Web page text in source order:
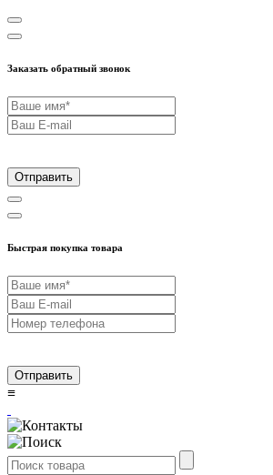
Заказать обратный звонок
Отправить
Быстрая покупка товара
Отправить
≡